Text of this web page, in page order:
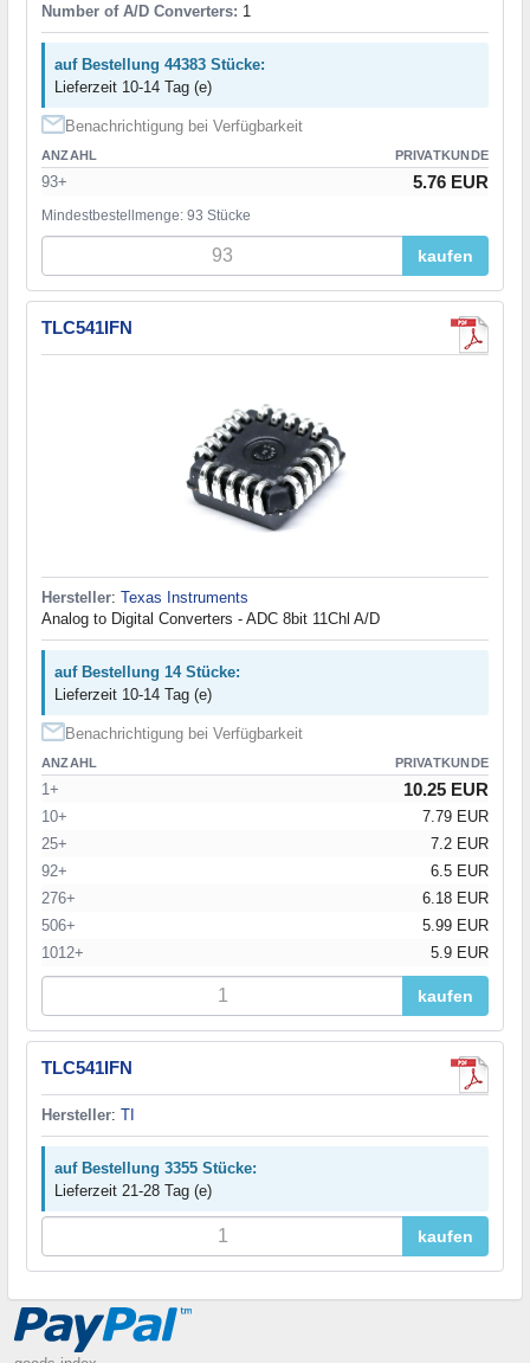
Number of A/D Converters: 1
auf Bestellung 44383 Stücke:
Lieferzeit 10-14 Tag (e)
Benachrichtigung bei Verfügbarkeit
ANZAHL PRIVATKUNDE
93+ 5.76 EUR
Mindestbestellmenge: 93 Stücke
kaufen
TLC541IFN
Hersteller: Texas Instruments
Analog to Digital Converters - ADC 8bit 11Chl A/D
auf Bestellung 14 Stücke:
Lieferzeit 10-14 Tag (e)
Benachrichtigung bei Verfügbarkeit
ANZAHL PRIVATKUNDE
1+ 10.25 EUR
10+
7.79 EUR
25+
7.2 EUR
92+
6.5 EUR
276+
6.18 EUR
506+
5.99 EUR
1012+
5.9 EUR
kaufen
TLC541IFN
Hersteller: TI
auf Bestellung 3355 Stücke:
Lieferzeit 21-28 Tag (e)
kaufen